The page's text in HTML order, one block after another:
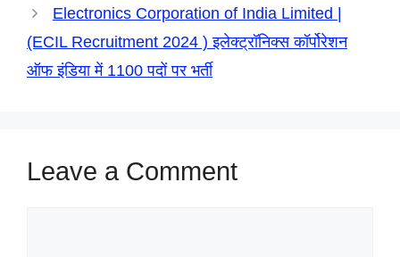
Electronics Corporation of India Limited |
(ECIL Recruitment 2024 ) इलेक्ट्रॉनिक्स कॉर्पोरेशन
ऑफ इंडिया में 1100 पदों पर भर्ती
Leave a Comment